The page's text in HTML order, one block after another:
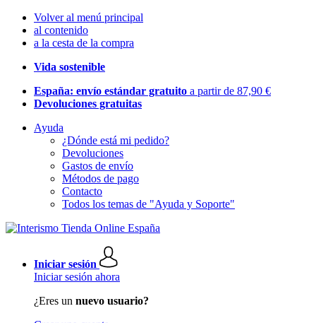
Volver al menú principal
al contenido
a la cesta de la compra
Vida sostenible
España: envío estándar gratuito a partir de 87,90 €
Devoluciones gratuitas
Ayuda
¿Dónde está mi pedido?
Devoluciones
Gastos de envío
Métodos de pago
Contacto
Todos los temas de "Ayuda y Soporte"
Iniciar sesión
Iniciar sesión ahora
¿Eres un nuevo usuario?